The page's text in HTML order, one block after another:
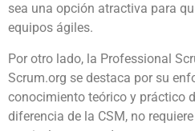
sea una opción atractiva para
equipos ágiles.
Por otro lado, la Professional
Scrum.org se destaca por su
conocimiento teórico y práctico
diferencia de la CSM, no